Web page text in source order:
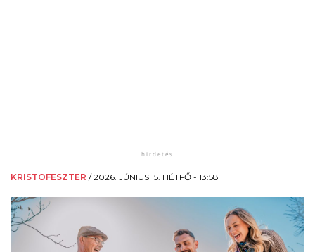
KRISTOFESZTER /2026. JÚNIUS 15. HÉTFŐ - 13:58